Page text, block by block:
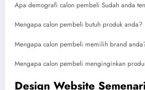
Apa demografi calon pembeli Sudah anda
Mengapa calon pembeli butuh produk anda?
Mengapa calon pembeli memilih brand
Mengapa calon pembeli menginginkan
Design Website